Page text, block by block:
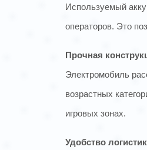
Используемый
операторов. Это
Прочная
Электромобиль
возрастных
игровых зонах.
Удобство